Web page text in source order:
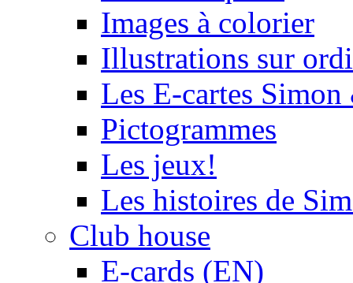
Images à colorier
Illustrations sur
Les E-cartes
Pictogrammes
Les jeux!
Les histoires de
Club house
E-cards (EN)